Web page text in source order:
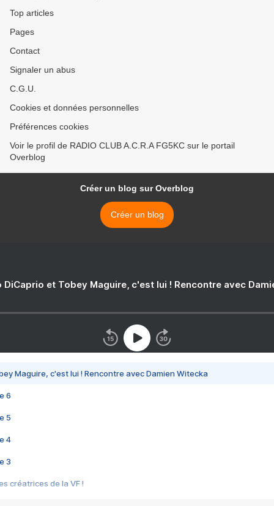
Top articles
Pages
Contact
Signaler un abus
C.G.U.
Cookies et données personnelles
Préférences cookies
Voir le profil de RADIO CLUB A.C.R.A FG5KC sur le portail
Overblog
Créer un blog sur Overblog
Créer un blog
DiCaprio et Tobey Maguire, c'est lui ! Rencontre avec
Maguire, c'est lui ! Rencontre avec Damien Witecka
6
5
4
3
créatrices de la VF !